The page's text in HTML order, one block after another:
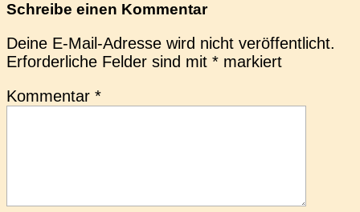
Schreibe einen Kommentar
Deine E-Mail-Adresse wird nicht veröffentlicht.
Erforderliche Felder sind mit * markiert
Kommentar *